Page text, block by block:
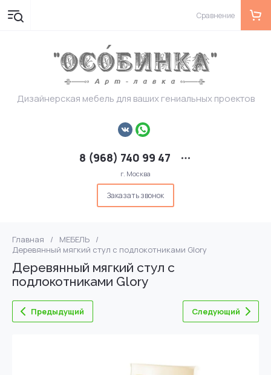
Дизайнерская мебель для ваших гениальных проектов
8 (968) 740 99 47
г. Москва
Заказать звонок
Сравнение
Главная / МЕБЕЛЬ
/
Деревянный мягкий стул с подлокотниками Glory
Деревянный мягкий стул с
подлокотниками Glory
Предыдущий Следующий